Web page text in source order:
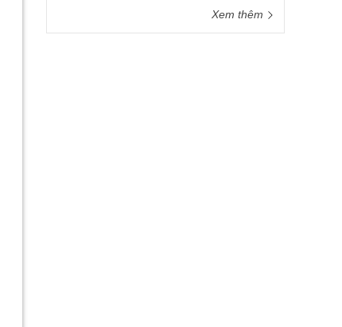
Xem thêm